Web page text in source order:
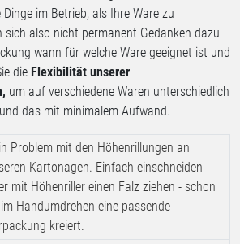
im Betrieb, als Ihre Ware zu
sich also nicht permanent Gedanken dazu
wann für welche Ware geeignet ist und
die Flexibilität unserer
um auf verschiedene Waren unterschiedlich
das mit minimalem Aufwand.
Problem mit den Höhenrillungen an
Kartonagen. Einfach einschneiden
mit Höhenriller einen Falz ziehen - schon
Handumdrehen eine passende
kreiert.